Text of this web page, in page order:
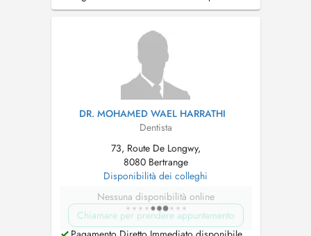
Docteur Soumia FLIYOU vous accueille pour
dentaire (douleur dentaire ou gingiva...
DR. MOHAMED WAEL HARRATHI
Dentista
73, Route De Longwy,
8080 Bertrange
Disponibilità dei colleghi
Nessuna disponibilità online
Chiamare per prendere appuntamento